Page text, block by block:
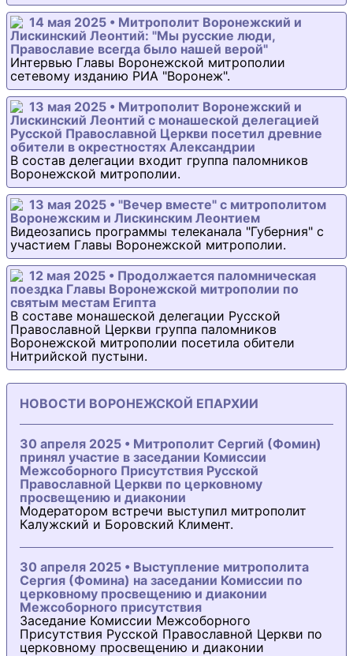
14 мая 2025 • Митрополит Воронежский и
Лискинский Леонтий: "Мы русские люди,
Православие всегда было нашей верой"
Интервью Главы Воронежской митрополии
сетевому изданию РИА "Воронеж".
13 мая 2025 • Митрополит Воронежский и
Лискинский Леонтий с монашеской делегацией
Русской Православной Церкви посетил древние
обители в окрестностях Александрии
В состав делегации входит группа паломников
Воронежской митрополии.
13 мая 2025 • "Вечер вместе" с митрополитом
Воронежским и Лискинским Леонтием
Видеозапись программы телеканала "Губерния" с
участием Главы Воронежской митрополии.
12 мая 2025 • Продолжается паломническая
поездка Главы Воронежской митрополии по
святым местам Египта
В составе монашеской делегации Русской
Православной Церкви группа паломников
Воронежской митрополии посетила обители
Нитрийской пустыни.
НОВОСТИ ВОРОНЕЖСКОЙ ЕПАРХИИ
30 апреля 2025 • Митрополит Сергий (Фомин)
принял участие в заседании Комиссии
Межсоборного Присутствия Русской
Православной Церкви по церковному
просвещению и диаконии
Модератором встречи выступил митрополит
Калужский и Боровский Климент.
30 апреля 2025 • Выступление митрополита
Сергия (Фомина) на заседании Комиссии по
церковному просвещению и диаконии
Межсоборного присутствия
Заседание Комиссии Межсоборного
Присутствия Русской Православной Церкви по
церковному просвещению и диаконии